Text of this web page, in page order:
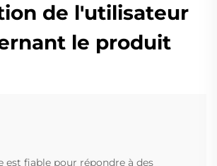
de l'utilisateur
le produit
est fiable pour répondre à des